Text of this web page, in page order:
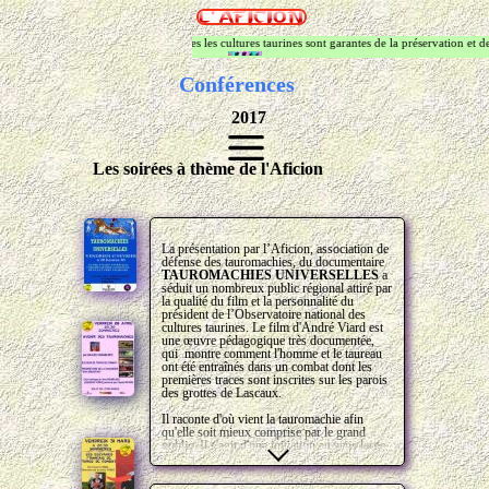
Association de
défense des
tauromachies -
Sommières
Conférences
Seules les cultures taurines sont garantes de la préservation et de
2017
La présentation par l’Aficion, association de
défense des tauromachies, du documentaire
TAUROMACHIES UNIVERSELLESa
séduit un nombreux public régional attiré par
la qualité du film et la personnalité du
président de l’Observatoire national des
cultures taurines. Le film d'André Viard est
une œuvre pédagogique très documentée,
qui montre comment l'homme et le taureau
ont été entraînés dans un combat dont les
premières traces sont inscrites sur les parois
des grottes de Lascaux.
Il raconte d'où vient la tauromachie afin
qu'elle soit mieux comprise par le grand
public. Il s'agit d'une initiation au sens large.
À une époque où la tauromachie et ceux qui
la soutiennent subissent des assauts de plus
en plus nombreux des anti-corridas, des
Les soirées à thème de l'Aficion